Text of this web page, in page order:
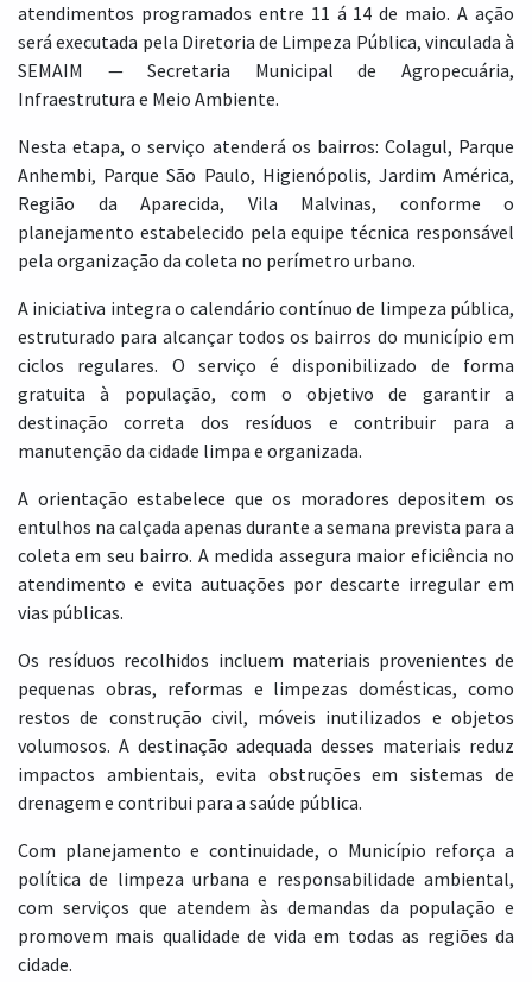
atendimentos programados entre 11 á 14 de maio. A ação
será executada pela Diretoria de Limpeza Pública, vinculada à
SEMAIM — Secretaria Municipal de Agropecuária,
Infraestrutura e Meio Ambiente.
Nesta etapa, o serviço atenderá os bairros: Colagul, Parque
Anhembi, Parque São Paulo, Higienópolis, Jardim América,
Região da Aparecida, Vila Malvinas, conforme o
planejamento estabelecido pela equipe técnica responsável
pela organização da coleta no perímetro urbano.
A iniciativa integra o calendário contínuo de limpeza pública,
estruturado para alcançar todos os bairros do município em
ciclos regulares. O serviço é disponibilizado de forma
gratuita à população, com o objetivo de garantir a
destinação correta dos resíduos e contribuir para a
manutenção da cidade limpa e organizada.
A orientação estabelece que os moradores depositem os
entulhos na calçada apenas durante a semana prevista para a
coleta em seu bairro. A medida assegura maior eficiência no
atendimento e evita autuações por descarte irregular em
vias públicas.
Os resíduos recolhidos incluem materiais provenientes de
pequenas obras, reformas e limpezas domésticas, como
restos de construção civil, móveis inutilizados e objetos
volumosos. A destinação adequada desses materiais reduz
impactos ambientais, evita obstruções em sistemas de
drenagem e contribui para a saúde pública.
Com planejamento e continuidade, o Município reforça a
política de limpeza urbana e responsabilidade ambiental,
com serviços que atendem às demandas da população e
promovem mais qualidade de vida em todas as regiões da
cidade.